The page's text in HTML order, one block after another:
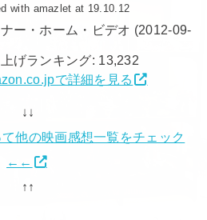
with amazlet at 19.10.12
ー・ホーム・ビデオ (2012-09-
げランキング: 13,232
で詳細を見る
↓↓
他の映画感想一覧をチェック
←←
↑↑